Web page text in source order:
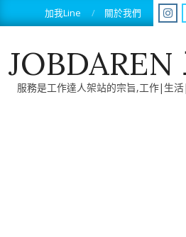
to
加我Line 關於我們
服務是工作達人架站的宗旨,工作|生